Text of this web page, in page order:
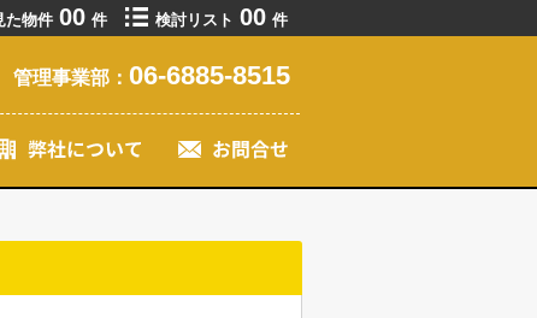
た物件 00 件 検討リスト 00 件
管理事業部： 06-6885-8515